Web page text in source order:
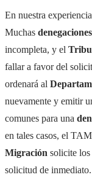
En nuestra
Muchas denegaciones
incompleta, y el
fallar a favor del
ordenará al
nuevamente y emitir
comunes para una
en tales casos, el
Migración solicite los
solicitud de inmediato.